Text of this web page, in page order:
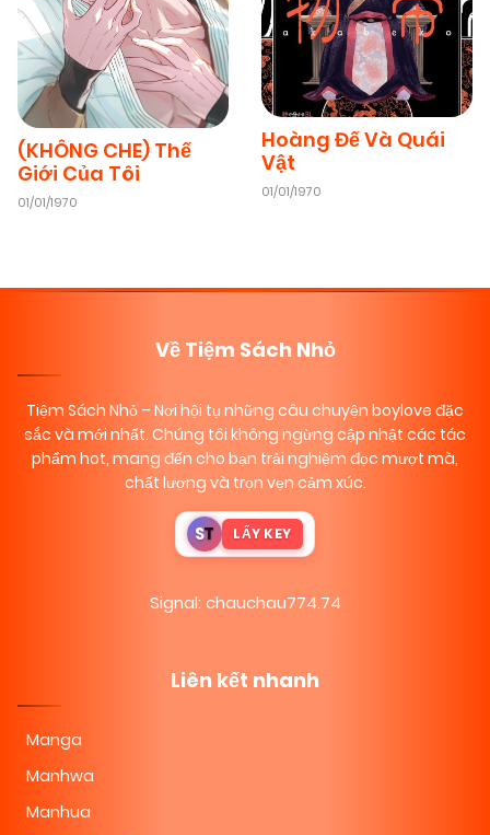
(KHÔNG CHE) Thế
Giới Của Tôi
01/01/1970
Hoàng Đế Và Quái
Vật
01/01/1970
Về Tiệm Sách Nhỏ
Tiệm Sách Nhỏ – Nơi hội tụ những câu chuyện boylove đặc
sắc và mới nhất. Chúng tôi không ngừng cập nhật các tác
phẩm hot, mang đến cho bạn trải nghiệm đọc mượt mà,
chất lượng và trọn vẹn cảm xúc.
ST LẤY KEY
Signal: chauchau774.74
Liên kết nhanh
Manga
Manhwa
Manhua